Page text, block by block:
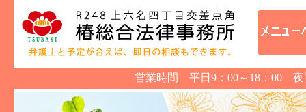
営業時間 平日9：00～18：00 夜